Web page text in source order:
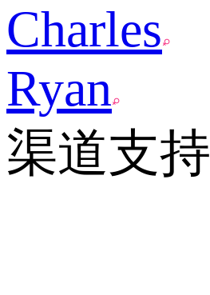
Charles
Ryan
渠道支持